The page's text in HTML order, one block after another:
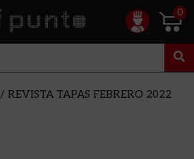
0
/ REVISTA TAPAS FEBRERO 2022